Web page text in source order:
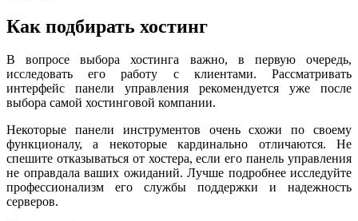
Как подбирать хостинг
В вопросе выбора хостинга важно, в первую очередь,
исследовать его работу с клиентами. Рассматривать
интерфейс панели управления рекомендуется уже после
выбора самой хостинговой компании.
Некоторые панели инструментов очень схожи по своему
функционалу, а некоторые кардинально отличаются. Не
спешите отказываться от хостера, если его панель управления
не оправдала ваших ожиданий. Лучше подробнее исследуйте
профессионализм его службы поддержки и надежность
серверов.